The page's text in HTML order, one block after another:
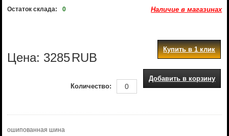
Остаток склада: 0 Наличие в магазинах
Цена: 3285RUB
Купить в 1 клик
Добавить в корзину
Количество:
ошипованная шина